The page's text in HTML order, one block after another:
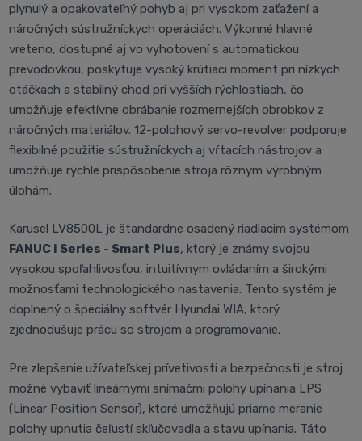
plynulý a opakovateľný pohyb aj pri vysokom zaťažení a
náročných sústružníckych operáciách. Výkonné hlavné
vreteno, dostupné aj vo vyhotovení s automatickou
prevodovkou, poskytuje vysoký krútiaci moment pri nízkych
otáčkach a stabilný chod pri vyšších rýchlostiach, čo
umožňuje efektívne obrábanie rozmernejších obrobkov z
náročných materiálov. 12-polohový servo-revolver podporuje
flexibilné použitie sústružníckych aj vŕtacích nástrojov a
umožňuje rýchle prispôsobenie stroja rôznym výrobným
úlohám.
Karusel LV8500L je štandardne osadený riadiacim systémom
FANUC i Series - Smart Plus, ktorý je známy svojou
vysokou spoľahlivosťou, intuitívnym ovládaním a širokými
možnosťami technologického nastavenia. Tento systém je
doplnený o špeciálny softvér Hyundai WIA, ktorý
zjednodušuje prácu so strojom a programovanie.
Pre zlepšenie užívateľskej prívetivosti a bezpečnosti je stroj
možné vybaviť lineárnymi snímačmi polohy upínania LPS
(Linear Position Sensor), ktoré umožňujú priame meranie
polohy upnutia čeľustí skľučovadla a stavu upínania. Táto